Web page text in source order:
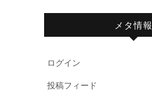
メタ情報
ログイン
投稿フィード